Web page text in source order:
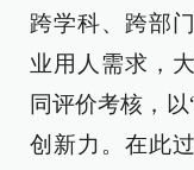
跨学科、跨部
业用人需求，
同评价考核，
创新力。在此